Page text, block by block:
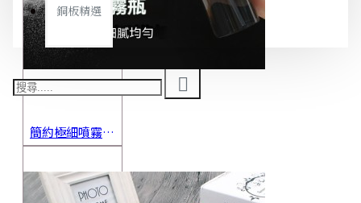
銅板精選
簡約極細噴霧瓶 旅行分裝瓶 保養品分裝 酒精噴霧瓶 小噴壺 香水瓶 隨身瓶